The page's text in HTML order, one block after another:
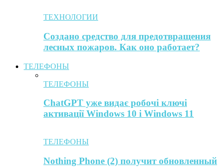
ТЕХНОЛОГИИ
Создано средство для предотвращения
лесных пожаров. Как оно работает?
ТЕЛЕФОНЫ
ТЕЛЕФОНЫ
ChatGPT уже видає робочі ключі
активації Windows 10 і Windows 11
ТЕЛЕФОНЫ
Nothing Phone (2) получит обновленный